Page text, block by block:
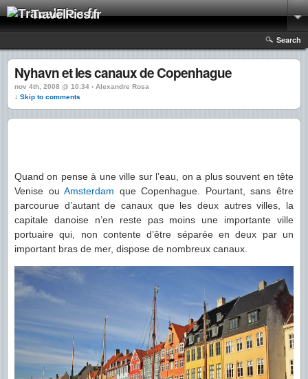
TravelPics.fr
Search
Nyhavn et les canaux de Copenhague
nov 4th, 2008 @ 10:34 › Alexandre Rosa
↓ Skip to comments
Quand on pense à une ville sur l’eau, on a plus souvent en tête
Venise ouAmsterdam que Copenhague. Pourtant, sans être
parcourue d’autant de canaux que les deux autres villes, la
capitale danoise n’en reste pas moins une importante ville
portuaire qui, non contente d’être séparée en deux par un
important bras de mer, dispose de nombreux canaux.